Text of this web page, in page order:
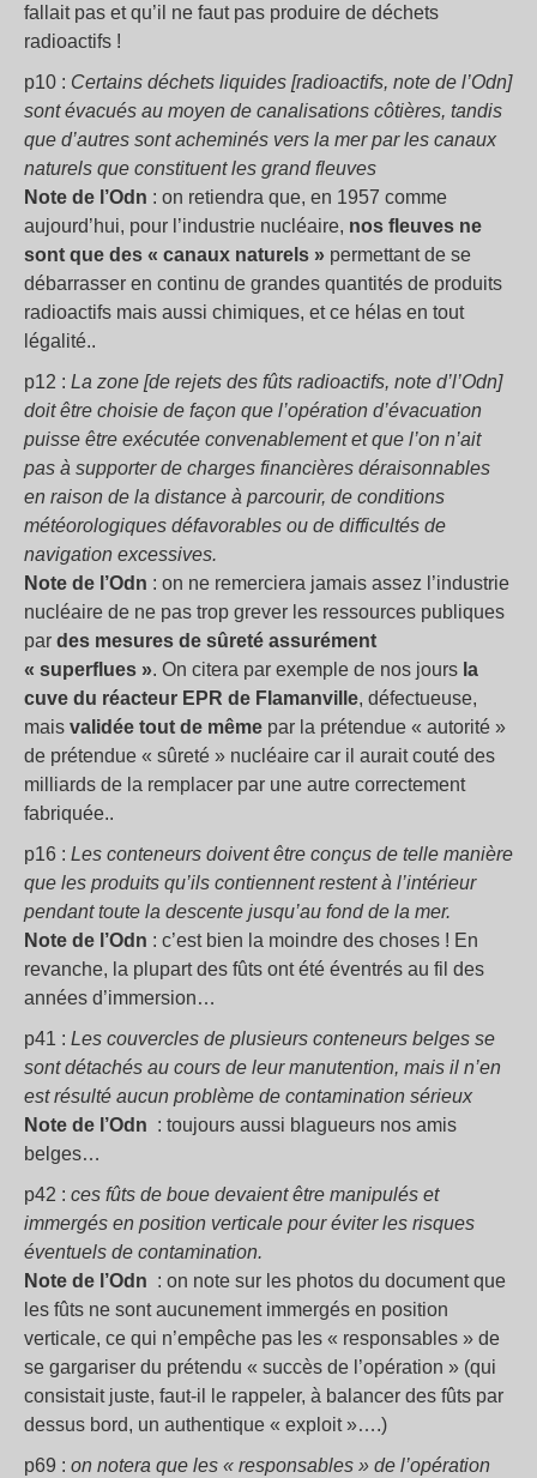
fallait pas et qu’il ne faut pas produire de déchets
radioactifs !
p10 : Certains déchets liquides [radioactifs, note de l’Odn]
sont évacués au moyen de canalisations côtières, tandis
que d’autres sont acheminés vers la mer par les canaux
naturels que constituent les grand fleuves
Note de l’Odn : on retiendra que, en 1957 comme
aujourd’hui, pour l’industrie nucléaire, nos fleuves ne
sont que des « canaux naturels » permettant de se
débarrasser en continu de grandes quantités de produits
radioactifs mais aussi chimiques, et ce hélas en tout
légalité..
p12 : La zone [de rejets des fûts radioactifs, note d’l’Odn]
doit être choisie de façon que l’opération d’évacuation
puisse être exécutée convenablement et que l’on n’ait
pas à supporter de charges financières déraisonnables
en raison de la distance à parcourir, de conditions
météorologiques défavorables ou de difficultés de
navigation excessives.
Note de l’Odn : on ne remerciera jamais assez l’industrie
nucléaire de ne pas trop grever les ressources publiques
par des mesures de sûreté assurément
« superflues ». On citera par exemple de nos jours la
cuve du réacteur EPR de Flamanville, défectueuse,
mais validée tout de même par la prétendue « autorité »
de prétendue « sûreté » nucléaire car il aurait couté des
milliards de la remplacer par une autre correctement
fabriquée..
p16 : Les conteneurs doivent être conçus de telle manière
que les produits qu’ils contiennent restent à l’intérieur
pendant toute la descente jusqu’au fond de la mer.
Note de l’Odn : c’est bien la moindre des choses ! En
revanche, la plupart des fûts ont été éventrés au fil des
années d’immersion…
p41 : Les couvercles de plusieurs conteneurs belges se
sont détachés au cours de leur manutention, mais il n’en
est résulté aucun problème de contamination sérieux
Note de l’Odn : toujours aussi blagueurs nos amis
belges…
p42 : ces fûts de boue devaient être manipulés et
immergés en position verticale pour éviter les risques
éventuels de contamination.
Note de l’Odn : on note sur les photos du document que
les fûts ne sont aucunement immergés en position
verticale, ce qui n’empêche pas les « responsables » de
se gargariser du prétendu « succès de l’opération » (qui
consistait juste, faut-il le rappeler, à balancer des fûts par
dessus bord, un authentique « exploit »….)
p69 : on notera que les « responsables » de l’opération